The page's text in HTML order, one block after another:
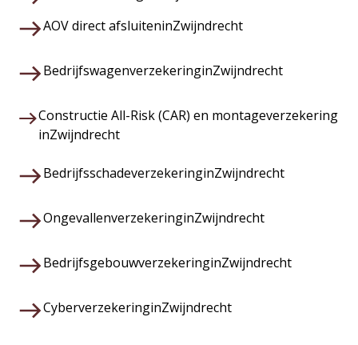
AOV direct afsluiteninZwijndrecht
BedrijfswagenverzekeringinZwijndrecht
Constructie All-Risk (CAR) en montageverzekering
inZwijndrecht
BedrijfsschadeverzekeringinZwijndrecht
OngevallenverzekeringinZwijndrecht
BedrijfsgebouwverzekeringinZwijndrecht
CyberverzekeringinZwijndrecht